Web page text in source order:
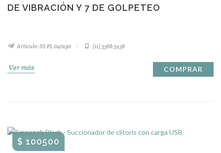
DE VIBRACIÓN Y 7 DE GOLPETEO
Artículo: SS-PL-040190 (11) 5368-5238
Ver más COMPRAR
$ 100500